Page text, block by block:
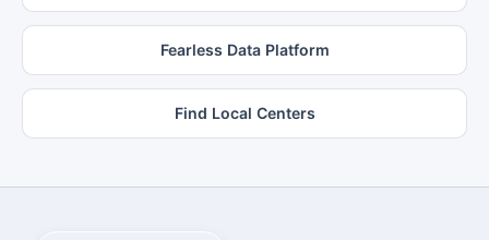
Fearless Data Platform
Find Local Centers